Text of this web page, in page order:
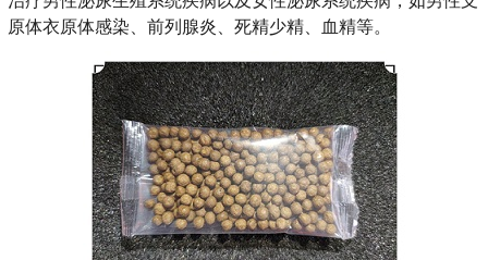
原体衣原体感染、前列腺炎、死精少精、血精等。